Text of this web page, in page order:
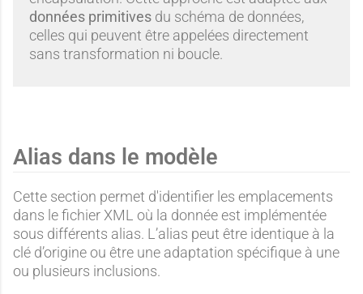
é
é
n
é
n
é
données primitives du schéma de données,
celles qui peuvent être appelées directement
sans transformation ni boucle.
Alias dans le modèle
Cette section permet d'identifier les emplacements
dans le fichier XML où la donnée est implémentée
sous différents alias. L’alias peut être identique à la
clé d’origine ou être une adaptation spécifique à une
ou plusieurs inclusions.